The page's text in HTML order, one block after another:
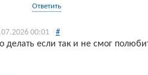
Ответить
00:01 #
делать если так и не смог